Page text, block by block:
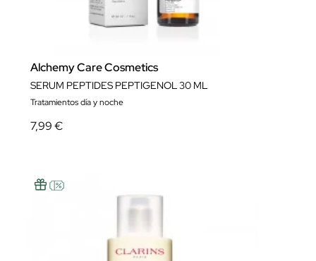
Alchemy Care Cosmetics
SERUM PEPTIDES PEPTIGENOL 30 ML
Tratamientos día y noche
7,99 €